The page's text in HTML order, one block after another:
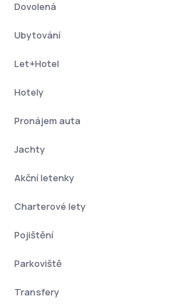
Dovolená
Ubytování
Let+Hotel
Hotely
Pronájem auta
Jachty
Akční letenky
Charterové lety
Pojištění
Parkoviště
Transfery